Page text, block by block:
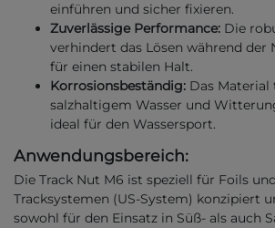
einführen und sicher fixieren.
Zuverlässige Performance: Die
verhindert das Lösen während der
für einen stabilen Halt.
Korrosionsbeständig: Das
salzhaltigem Wasser und
ideal für den Wassersport.
Anwendungsbereich:
Die Track Nut M6 ist speziell für Foils
Tracksystemen (US-System) konzipiert
sowohl für den Einsatz in Süß- als auch